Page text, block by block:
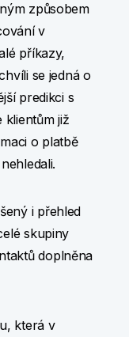
způsobem
v
příkazy,
se jedná o
predikci s
klientům již
o platbě
i přehled
skupiny
doplněna
která v